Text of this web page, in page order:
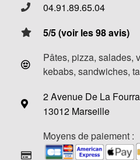
04.91.89.65.04
5/5 (voir les 98 avis)
Pâtes, pizza, salades,
kebabs, sandwiches,
2 Avenue De La
13012 Marseille
Moyens de paiement :